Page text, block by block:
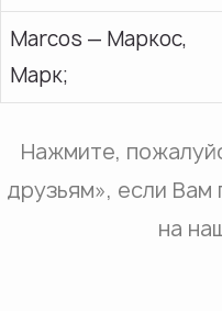
Marcos — Маркос,
Марк;
Нажмите,
друзьям», если
на